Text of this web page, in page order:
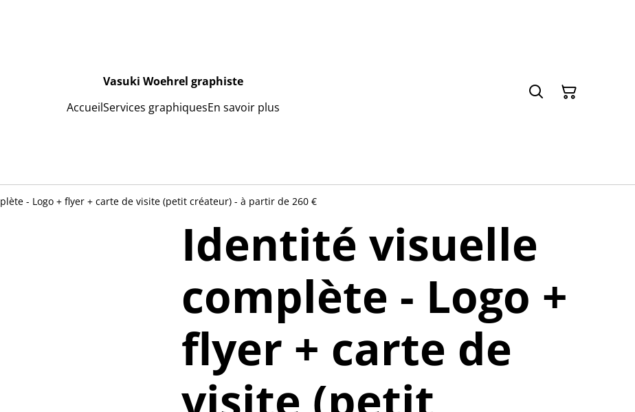
Vasuki Woehrel graphiste
AccueilServices graphiquesEn savoir plus
- Logo + flyer + carte de visite (petit créateur) - à partir de 260 €
Identité visuelle
complète - Logo +
flyer + carte de